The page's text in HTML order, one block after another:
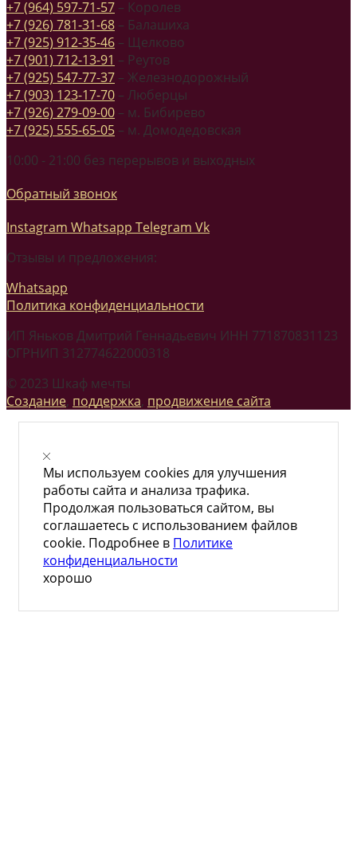
+7 (964) 597-71-57 – Королев
+7 (926) 781-31-68 – Балашиха
+7 (925) 912-35-46 – Щелково
+7 (901) 712-13-91 – Реутов
+7 (925) 547-77-37 – Железнодорожный
+7 (903) 123-17-70 – Люберцы
+7 (926) 279-09-00 – м. Бибирево
+7 (925) 555-65-05 – м. Домодедовская
10:00 - 21:00 без перерывов и выходных
Обратный звонок
Instagram Whatsapp Telegram Vk
Отзывы и предложения:
Whatsapp
Политика конфиденциальности
ИП Яньков Дмитрий Геннадьевич ИНН 771870831123
ОГРНИП 312774622000318
© 2023 Шкаф мечты
Создание, поддержка, продвижение сайта
Мы используем cookies для улучшения
работы сайта и анализа трафика.
Продолжая пользоваться сайтом, вы
соглашаетесь с использованием файлов
cookie. Подробнее в Политике
конфиденциальности
хорошо